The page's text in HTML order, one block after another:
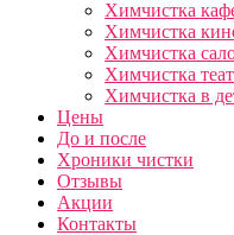
Химчистка
Химчистка
Химчистка
Химчистка
Химчистка в
Цены
До и после
Хроники чистки
Отзывы
Акции
Контакты